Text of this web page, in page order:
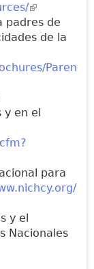
(link is
external)
padres de
de la
Paren
y en el
para
y el
Nacionales
external)